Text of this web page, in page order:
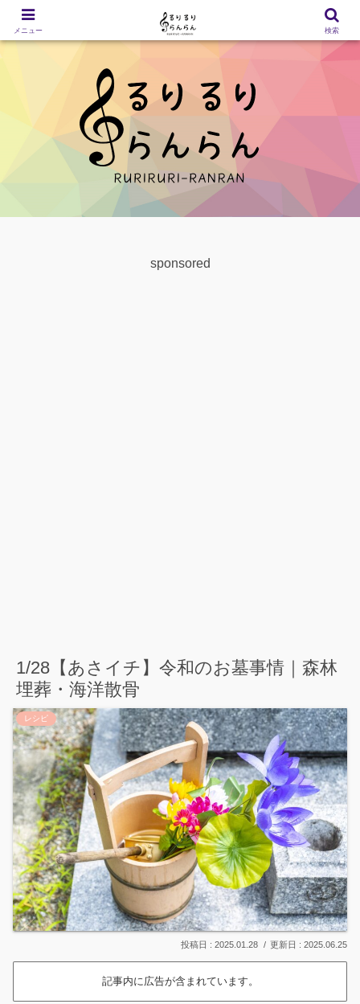
sponsored
1/28【あさイチ】令和のお墓事情｜森林
埋葬・海洋散骨
レシピ
2025.01.28 2025.06.25
記事内に広告が含まれています。
メニュー 検索